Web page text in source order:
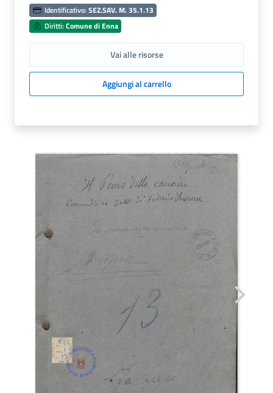
Identificativo: SEZ.SAV. M. 35.1.13
Diritti:Comune di Enna
Vai alle risorse
Aggiungi al carrello